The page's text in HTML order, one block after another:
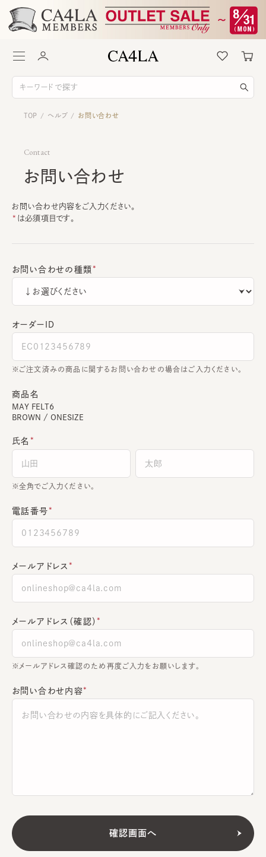
TOP / ヘルプ / お問い合わせ
Contact
お問い合わせ
お問い合わせ内容をご入力ください。
は必須項目です。
お問い合わせの種類
オーダーＩＤ
ご注文済みの商品に関するお問い合わせの場合はご入力ください。
商品名
MAY FELT6
BROWN / ONESIZE
氏名
全角でご入力ください。
電話番号
メールアドレス
メールアドレス（確認）
※メールアドレス確認のため再度ご入力をお願いします。
お問い合わせ内容